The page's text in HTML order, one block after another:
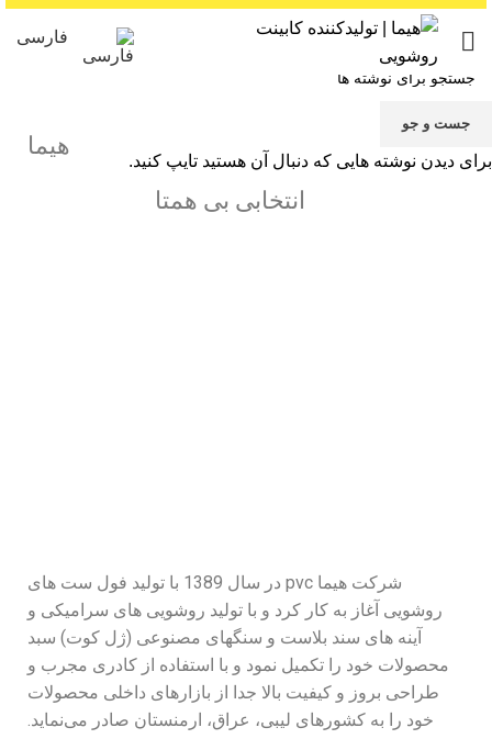
فارسی
هیما
انتخابی بی همتا
شرکت هیما pvc در سال 1389 با تولید فول ست های
روشویی آغاز به کار کرد و با تولید روشویی های سرامیکی و
آینه های سند بلاست و سنگهای مصنوعی (ژل کوت) سبد
محصولات خود را تکمیل نمود و با استفاده از کادری مجرب و
طراحی بروز و کیفیت بالا جدا از بازارهای داخلی محصولات
خود را به کشورهای لیبی، عراق، ارمنستان صادر می‌نماید.
جست و جو
برای دیدن نوشته هایی که دنبال آن هستید تایپ کنید.